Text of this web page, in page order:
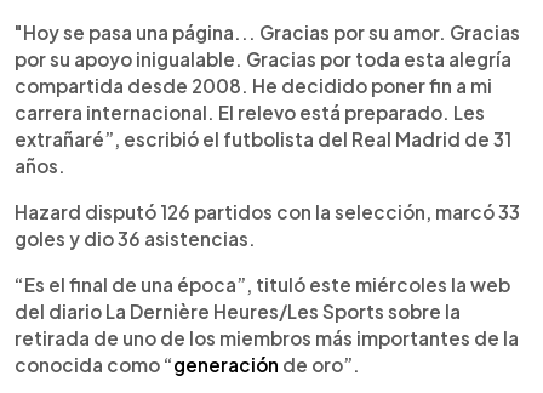
"Hoy se pasa una página... Gracias por su amor. Gracias
por su apoyo inigualable. Gracias por toda esta alegría
compartida desde 2008. He decidido poner fin a mi
carrera internacional. El relevo está preparado. Les
extrañaré”, escribió el futbolista del Real Madrid de 31
años.
Hazard disputó 126 partidos con la selección, marcó 33
goles y dio 36 asistencias.
“Es el final de una época”, tituló este miércoles la web
del diario La Dernière Heures/Les Sports sobre la
retirada de uno de los miembros más importantes de la
conocida como “generación de oro”.